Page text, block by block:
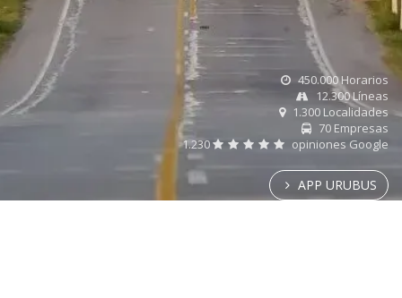
450.000 Horarios
12.300 Líneas
1.300 Localidades
70 Empresas
1.230
opiniones Google
APP URUBUS